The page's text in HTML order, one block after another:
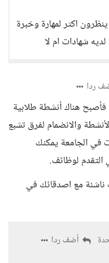
اكثر لمهارة وخبرة
شهادات ام لا
ردا
فأصبح هناك أنشطة طلابية
والانضمام لفرق تشبع
في الجامعة يمكنك
التقدم لوظائف.
مع اصدقائك في
أضف ردا